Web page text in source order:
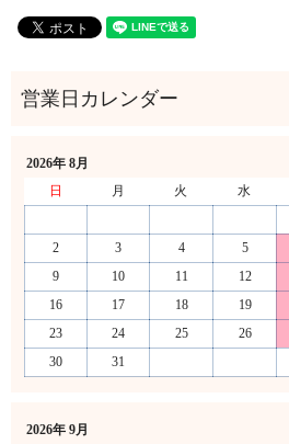
2026年 8月
日
月 火 水
2
3 4 5
9
10 11 12
16
17 18 19
23
24 25 26
30
31
2026年 9月